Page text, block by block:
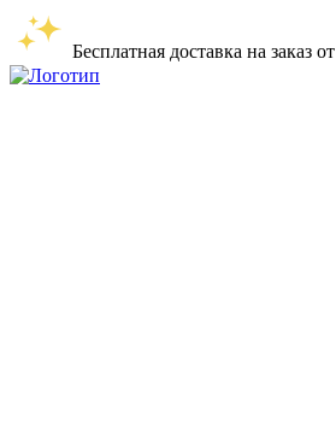
Бесплатная доставка на заказ от